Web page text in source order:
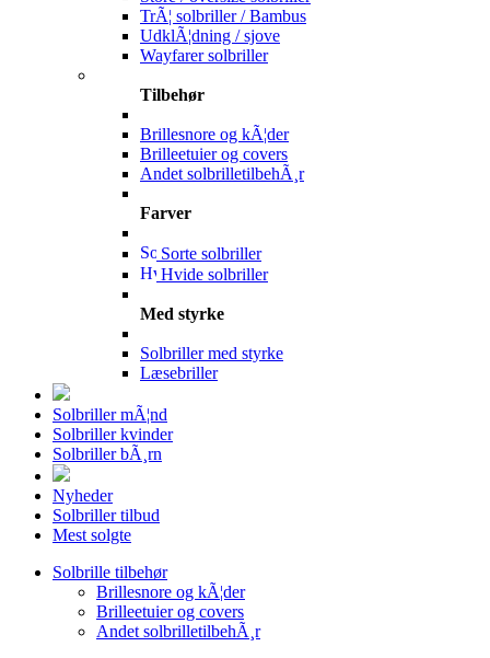
TrÃ¦ solbriller / Bambus
UdklÃ¦dning / sjove
Wayfarer solbriller
Tilbehør
Brillesnore og kÃ¦der
Brilleetuier og covers
Andet solbrilletilbehÃ¸r
Farver
Sorte solbriller
Hvide solbriller
Med styrke
Solbriller med styrke
Læsebriller
Solbriller mÃ¦nd
Solbriller kvinder
Solbriller bÃ¸rn
Nyheder
Solbriller tilbud
Mest solgte
Solbrille tilbehør
Brillesnore og kÃ¦der
Brilleetuier og covers
Andet solbrilletilbehÃ¸r